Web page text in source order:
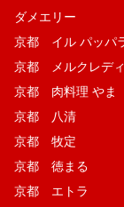
ダメエリー
京都 イル パッパ
京都 メルクレディ
京都 肉料理 やま
京都 八清
京都 牧定
京都 徳まる
京都 エトラ